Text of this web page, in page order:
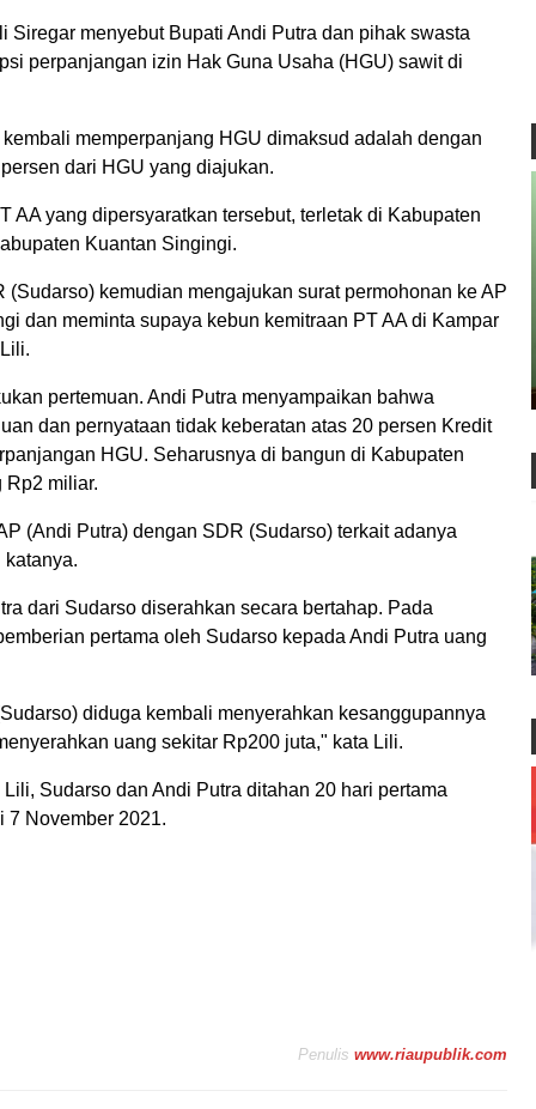
menyebut Bupati Andi Putra dan pihak swasta
perpanjangan izin Hak Guna Usaha (HGU) sawit di
memperpanjang HGU dimaksud adalah dengan
dari HGU yang diajukan.
AA yang dipersyaratkan tersebut, terletak di Kabupaten
Kuantan Singingi.
kemudian mengajukan surat permohonan ke AP
dan meminta supaya kebun kemitraan PT AA di Kampar
pertemuan. Andi Putra menyampaikan bahwa
dan pernyataan tidak keberatan atas 20 persen Kredit
HGU. Seharusnya di bangun di Kabupaten
Rp2 miliar.
(Andi Putra) dengan SDR (Sudarso) terkait adanya
katanya.
dari Sudarso diserahkan secara bertahap. Pada
pertama oleh Sudarso kepada Andi Putra uang
diduga kembali menyerahkan kesanggupannya
uang sekitar Rp200 juta," kata Lili.
Sudarso dan Andi Putra ditahan 20 hari pertama
7 November 2021.
Penulis www.riaupublik.com